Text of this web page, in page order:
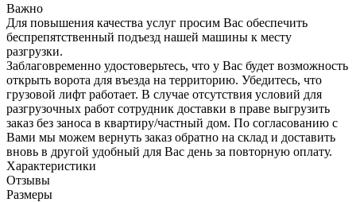
Важно
Для повышения качества услуг просим Вас обеспечить
беспрепятственный подъезд нашей машины к месту
разгрузки.
Заблаговременно удостоверьтесь, что у Вас будет возможность
открыть ворота для въезда на территорию. Убедитесь, что
грузовой лифт работает. В случае отсутствия условий для
разгрузочных работ сотрудник доставки в праве выгрузить
заказ без заноса в квартиру/частный дом. По согласованию с
Вами мы можем вернуть заказ обратно на склад и доставить
вновь в другой удобный для Вас день за повторную оплату.
Характеристики
Отзывы
Размеры